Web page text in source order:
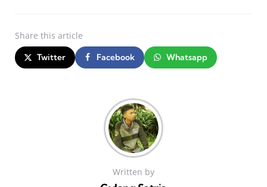
Share this article
Twitter Facebook Whatsapp
Written by